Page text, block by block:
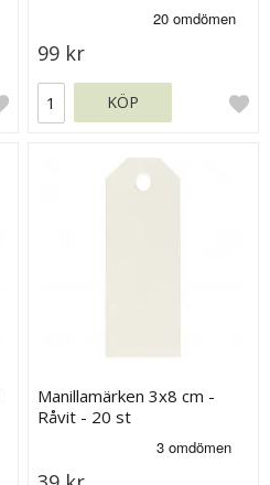
99 kr
KÖP
Manillamärken 3x8 cm -
Råvit - 20 st